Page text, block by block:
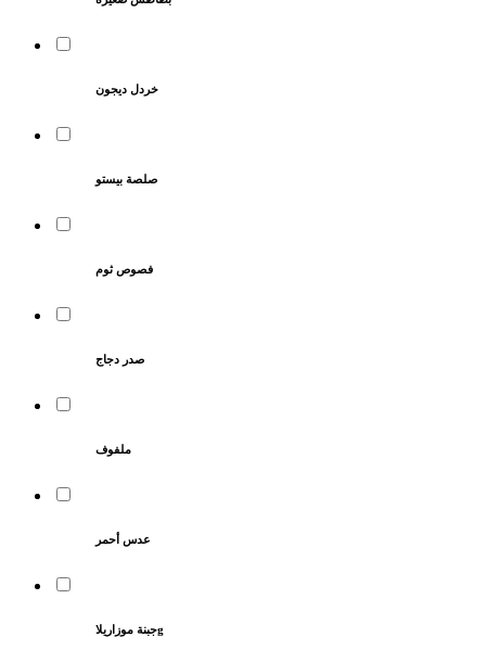
خردل ديجون
صلصة بيستو
فصوص ثوم
صدر دجاج
ملفوف
عدس أحمر
جبنة موزاريلاg